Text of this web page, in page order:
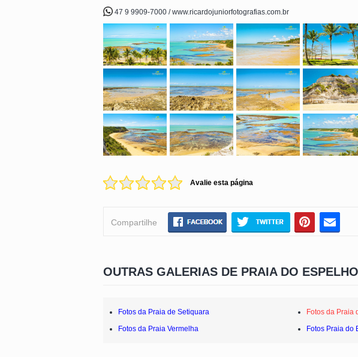
47 9 9909-7000 / www.ricardojuniorfotografias.com.br
Avalie esta página
Compartilhe
OUTRAS GALERIAS DE PRAIA DO ESPELHO
Fotos da Praia de Setiquara Fotos da Praia
Fotos da Praia Vermelha
Fotos Praia do